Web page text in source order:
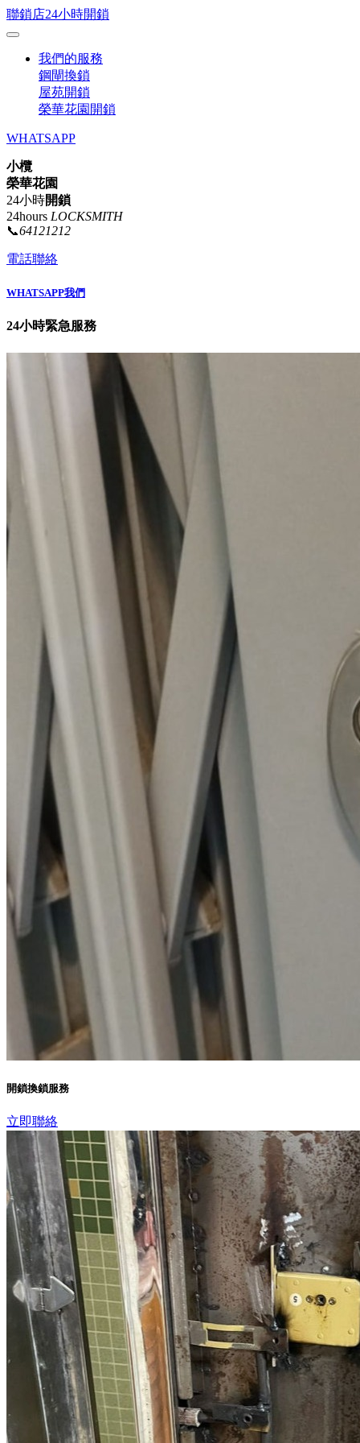
聯鎖店24小時開鎖
我們的服務
鋼閘換鎖
屋苑開鎖
榮華花園開鎖
WHATSAPP
小欖
榮華花園
24小時開鎖
24hours LOCKSMITH
📞64121212
電話聯絡
WHATSAPP我們
24小時緊急服務
開鎖換鎖服務
立即聯絡